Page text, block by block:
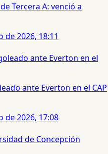
Tercera A: venció a
de 2026, 18:11
ante Everton en el CAP
de 2026, 17:08